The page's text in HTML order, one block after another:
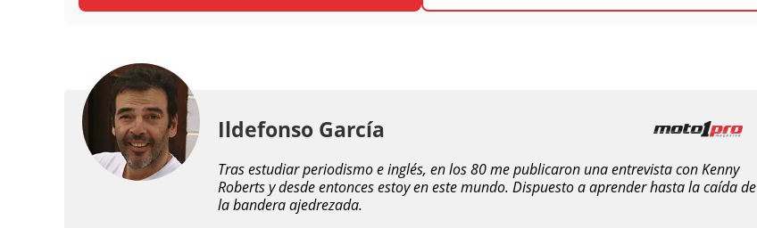
Ildefonso García
Tras estudiar periodismo e inglés, en los 80 me publicaron una entrevista con Kenny
Roberts y desde entonces estoy en este mundo. Dispuesto a aprender hasta la caída de
la bandera ajedrezada.